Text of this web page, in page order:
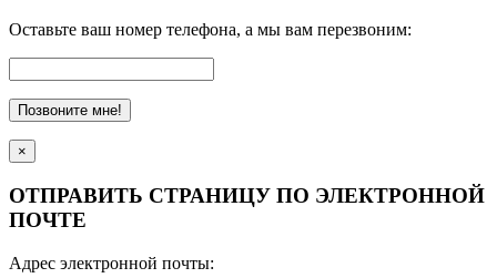
Оставьте ваш номер телефона, а мы вам перезвоним:
Позвоните мне!
×
ОТПРАВИТЬ СТРАНИЦУ ПО ЭЛЕКТРОННОЙ
ПОЧТЕ
Адрес электронной почты: